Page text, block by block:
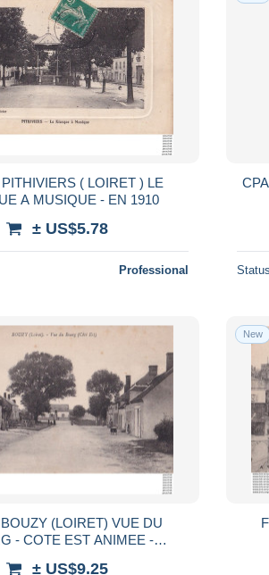
( LOIRET ) LE
A MUSIQUE - EN 1910
± US$5.78
Professional Status
(LOIRET) VUE DU
-
± US$9.25
New